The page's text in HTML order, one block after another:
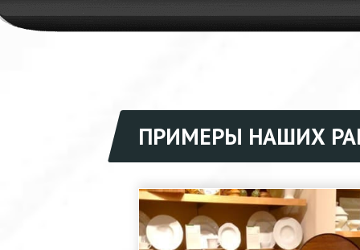
ПРИМЕРЫ НАШИХ